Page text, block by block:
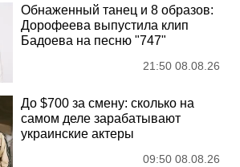
Обнаженный танец и 8 образов:
Дорофеева выпустила клип
Бадоева на песню "747"
21:50 08.08.26
До $700 за смену: сколько на
самом деле зарабатывают
украинские актеры
09:50 08.08.26